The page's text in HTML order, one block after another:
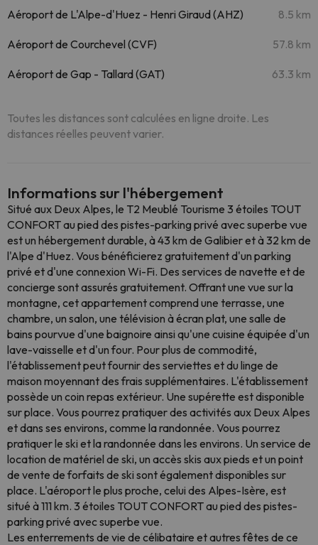
Aéroport de L'Alpe-d'Huez - Henri Giraud (AHZ) 8.5 km
Aéroport de Courchevel (CVF) 57.8 km
Aéroport de Gap - Tallard (GAT) 63.3 km
Toutes les distances sont calculées en ligne droite. Les
distances réelles peuvent varier.
Informations sur l'hébergement
Situé aux Deux Alpes, le T2 Meublé Tourisme 3 étoiles TOUT
CONFORT au pied des pistes-parking privé avec superbe vue
est un hébergement durable, à 43 km de Galibier et à 32 km de
l'Alpe d'Huez. Vous bénéficierez gratuitement d'un parking
privé et d'une connexion Wi-Fi. Des services de navette et de
concierge sont assurés gratuitement. Offrant une vue sur la
montagne, cet appartement comprend une terrasse, une
chambre, un salon, une télévision à écran plat, une salle de
bains pourvue d'une baignoire ainsi qu'une cuisine équipée d'un
lave-vaisselle et d'un four. Pour plus de commodité,
l'établissement peut fournir des serviettes et du linge de
maison moyennant des frais supplémentaires. L'établissement
possède un coin repas extérieur. Une supérette est disponible
sur place. Vous pourrez pratiquer des activités aux Deux Alpes
et dans ses environs, comme la randonnée. Vous pourrez
pratiquer le ski et la randonnée dans les environs. Un service de
location de matériel de ski, un accès skis aux pieds et un point
de vente de forfaits de ski sont également disponibles sur
place. L'aéroport le plus proche, celui des Alpes-Isère, est
situé à 111 km. 3 étoiles TOUT CONFORT au pied des pistes-
parking privé avec superbe vue.
Les enterrements de vie de célibataire et autres fêtes de ce